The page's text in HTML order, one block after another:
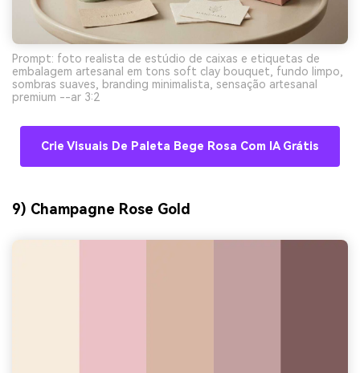
Prompt: foto realista de estúdio de caixas e etiquetas de
embalagem artesanal em tons soft clay bouquet, fundo limpo,
sombras suaves, branding minimalista, sensação artesanal
premium --ar 3:2
Crie Visuais De Paleta Bege Rosa Com IA Grátis
9) Champagne Rose Gold